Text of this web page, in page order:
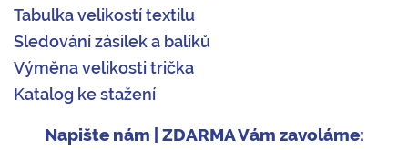
Tabulka velikostí textilu
Sledování zásilek a balíků
Výměna velikosti trička
Katalog ke stažení
Napište nám | ZDARMA Vám zavoláme: